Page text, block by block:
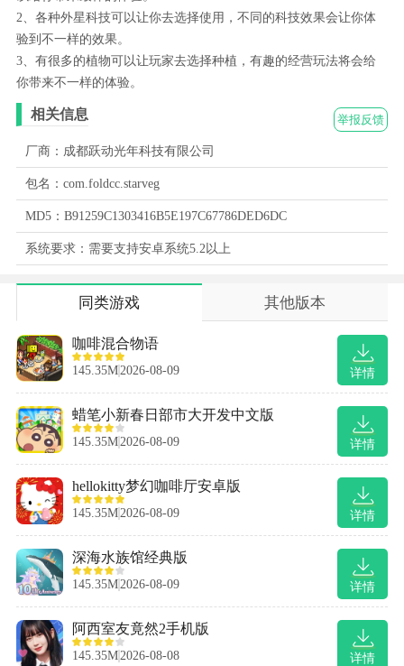
2、各种外星科技可以让你去选择使用，不同的科技效果会让你体
验到不一样的效果。
3、有很多的植物可以让玩家去选择种植，有趣的经营玩法将会给
你带来不一样的体验。
举报反馈
相关信息
厂商：成都跃动光年科技有限公司
包名：com.foldcc.starveg
MD5：B91259C1303416B5E197C67786DED6DC
系统要求：需要支持安卓系统5.2以上
同类游戏 其他版本
详情
咖啡混合物语
145.35M2026-08-09
详情
蜡笔小新春日部市大开发中文版
145.35M2026-08-09
详情
hellokitty梦幻咖啡厅安卓版
145.35M2026-08-09
详情
深海水族馆经典版
145.35M2026-08-09
详情
阿西室友竟然2手机版
145.35M2026-08-08